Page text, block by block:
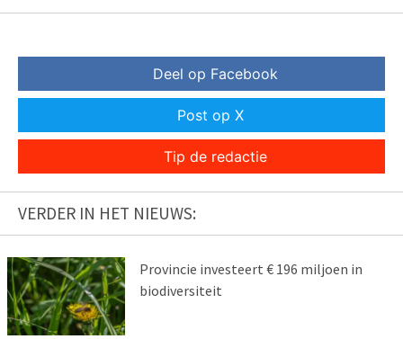
Deel op Facebook
Post op X
Tip de redactie
VERDER IN HET NIEUWS:
Provincie investeert € 196 miljoen in
biodiversiteit